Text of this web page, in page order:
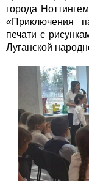
города
«Приключения
печати с
Луганской